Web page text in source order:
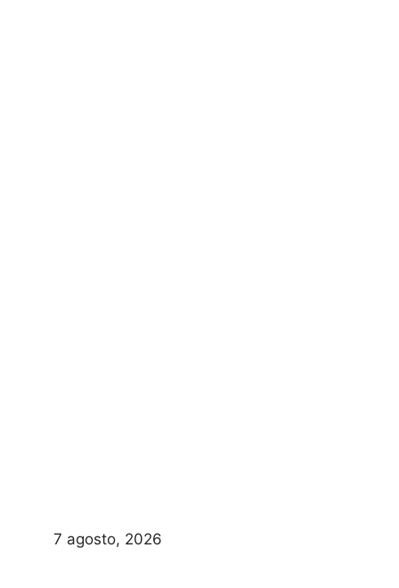
7 agosto, 2026